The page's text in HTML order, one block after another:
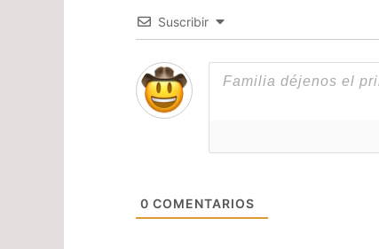
Suscribir
0 COMENTARIOS